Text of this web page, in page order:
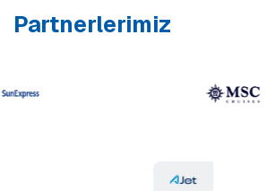
Partnerlerimiz